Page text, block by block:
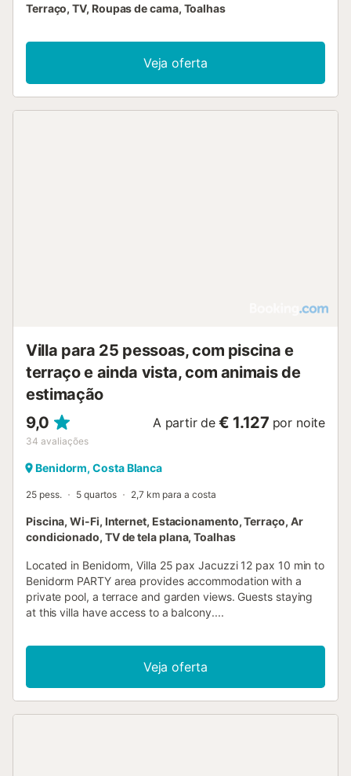
Terraço, TV, Roupas de cama, Toalhas
Veja oferta
Villa para 25 pessoas, com piscina e
terraço e ainda vista, com animais de
estimação
9,0
34 avaliações
A partir de € 1.127 por noite
Benidorm, Costa Blanca
25 pess. 5 quartos 2,7 km para a costa
Piscina, Wi-Fi, Internet, Estacionamento, Terraço, Ar
condicionado, TV de tela plana, Toalhas
Located in Benidorm, Villa 25 pax Jacuzzi 12 pax 10 min to
Benidorm PARTY area provides accommodation with a
private pool, a terrace and garden views. Guests staying
at this villa have access to a balcony....
Veja oferta